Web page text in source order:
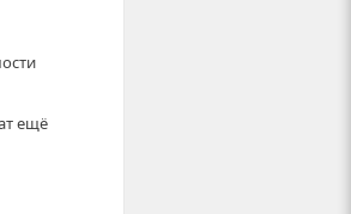
ещё